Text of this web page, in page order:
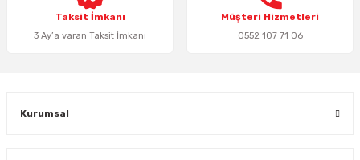
Taksit İmkanı
3 Ay’a varan Taksit İmkanı
Müşteri Hizmetleri
0552 107 71 06
Kurumsal